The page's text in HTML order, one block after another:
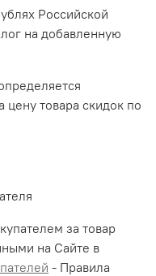
Российской
на добавленную
товара скидок по
за товар
на Сайте в
- Правила